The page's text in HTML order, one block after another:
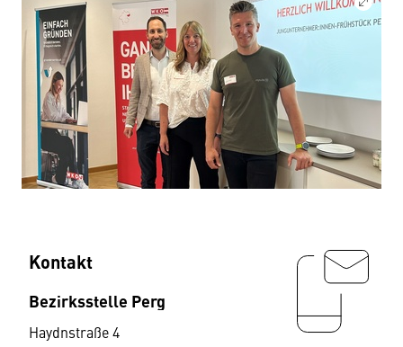
Kontakt
Bezirksstelle Perg
Haydnstraße 4